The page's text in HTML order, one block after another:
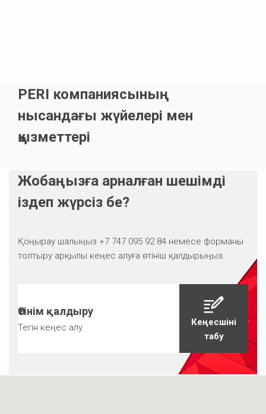
PERI компаниясының
нысандағы жүйелері мен
қызметтері
Жобаңызға арналған шешімді
іздеп жүрсіз бе?
Қоңырау шалыңыз +7 747 095 92 84 немесе форманы
толтыру арқылы кеңес алуға өтініш қалдырыңыз.
Өтінім қалдыру
Тегін кеңес алу
Кеңесшіні
табу